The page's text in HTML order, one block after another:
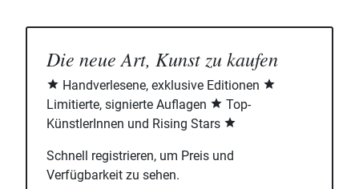
Die neue Art, Kunst zu kaufen
Handverlesene, exklusive Editionen
Limitierte, signierte Auflagen
Top-
KünstlerInnen und Rising Stars
Schnell registrieren, um Preis und
Verfügbarkeit zu sehen.